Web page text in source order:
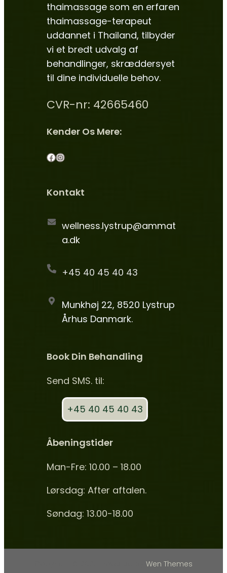
thaimassage som en erfaren
thaimassage-terapeut
uddannet i Thailand, tilbyder
vi et bredt udvalg af
behandlinger, skræddersyet
til dine individuelle behov.
CVR-nr: 42665460
Kender Os Mere:
F
c
b
k
I
s
a
m
Kontakt
wellness.lystrup@ammat
a.dk
+45 40 45 40 43
Munkhøj 22, 8520 Lystrup
Århus Danmark.
Book Din Behandling
Send SMS. til:
+45 40 45 40 43
Åbeningstider
Man-Fre: 10.00 – 18.00
Lørsdag: After aftalen.
Søndag: 13.00-18.00
Wen Themes